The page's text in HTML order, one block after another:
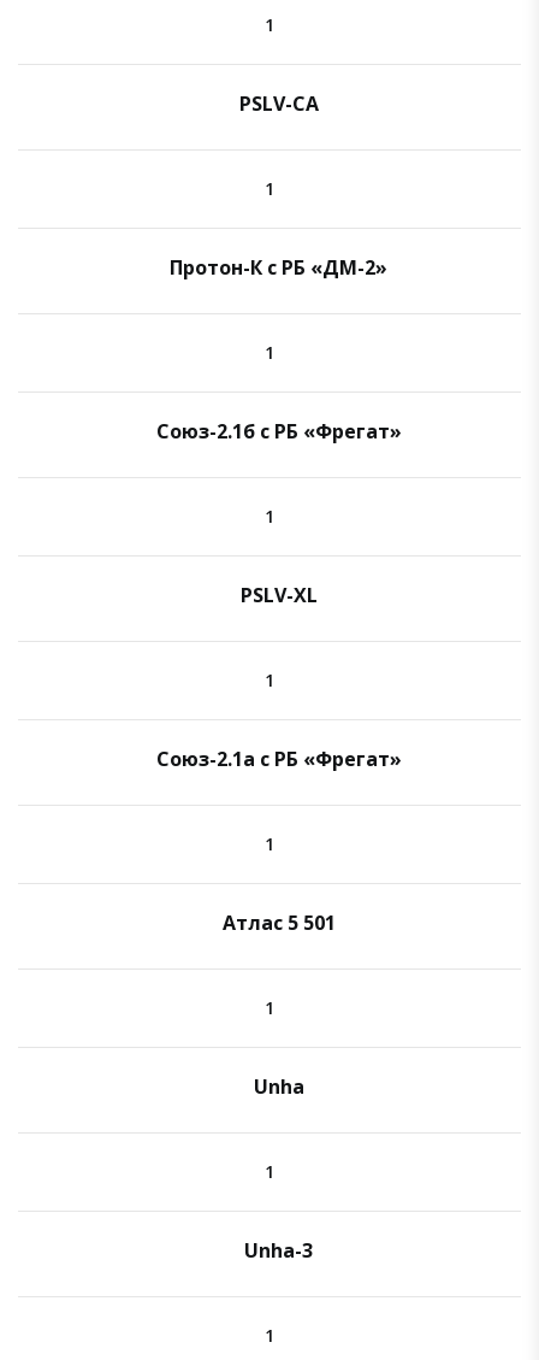
1
PSLV-CA
1
Протон-К с РБ «ДМ-2»
1
Союз-2.1б с РБ «Фрегат»
1
PSLV-XL
1
Союз-2.1а с РБ «Фрегат»
1
Атлас 5 501
1
Unha
1
Unha-3
1